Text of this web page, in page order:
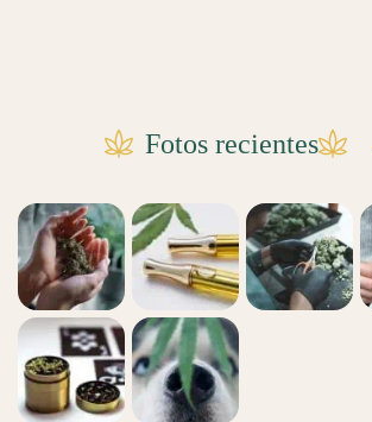
Fotos recientes